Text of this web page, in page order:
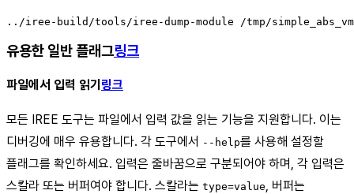
유용한 일반 플래그링크
파일에서 입력 읽기 링크
모든 IREE 도구는 파일에서 입력 값을 읽는 기능을 지원합니다. 이는
디버깅에 매우 유용합니다. 각 도구에서 --help를 사용해 설정할
플래그를 확인하세요. 입력은 줄바꿈으로 구분되어야 하며, 각 입력은
스칼라 또는 버퍼여야 합니다. 스칼라는 type=value, 버퍼는